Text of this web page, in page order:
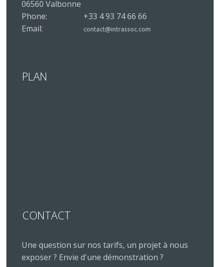
06560 Valbonne
Phone:
+33 4 93 74 66 66
Email:
contact@intrassoc.com
PLAN
CONTACT
Une question sur nos tarifs, un projet à nous
exposer ? Envie d'une démonstration ?